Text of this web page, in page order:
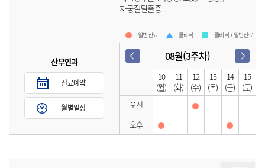
자궁질탈출증
일반진료 클리닉 클리닉 + 일반진료
산부인과
진료예약
월별일정
08월(3주차)
10
(월)
11
(화)
12
(수)
13
(목)
14
(금)
15
(토)
오전
오후